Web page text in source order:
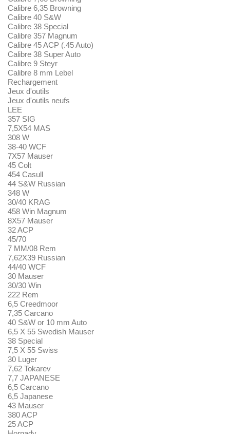
Calibre 6,35 Browning
Calibre 40 S&W
Calibre 38 Special
Calibre 357 Magnum
Calibre 45 ACP (.45 Auto)
Calibre 38 Super Auto
Calibre 9 Steyr
Calibre 8 mm Lebel
Rechargement
Jeux d'outils
Jeux d'outils neufs
LEE
357 SIG
7,5X54 MAS
308 W
38-40 WCF
7X57 Mauser
45 Colt
454 Casull
44 S&W Russian
348 W
30/40 KRAG
458 Win Magnum
8X57 Mauser
32 ACP
45/70
7 MM/08 Rem
7,62X39 Russian
44/40 WCF
30 Mauser
30/30 Win
222 Rem
6,5 Creedmoor
7,35 Carcano
40 S&W or 10 mm Auto
6,5 X 55 Swedish Mauser
38 Special
7,5 X 55 Swiss
30 Luger
7,62 Tokarev
7,7 JAPANESE
6,5 Carcano
6,5 Japanese
43 Mauser
380 ACP
25 ACP